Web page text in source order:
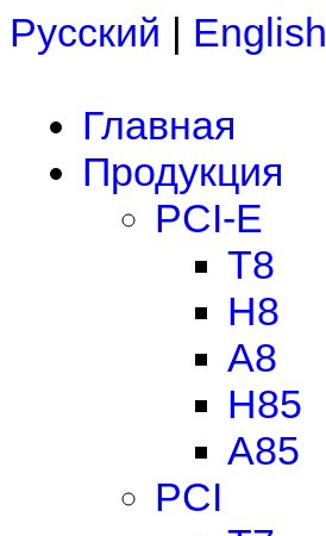
Русский | English
Главная
Продукция
PCI-E
T8
H8
A8
H85
A85
PCI